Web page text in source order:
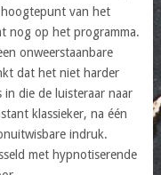
van het
nog op het programma.
onweerstaanbare
dat het niet harder
die de luisteraar naar
klassieker, na één
indruk.
met hypnotiserende